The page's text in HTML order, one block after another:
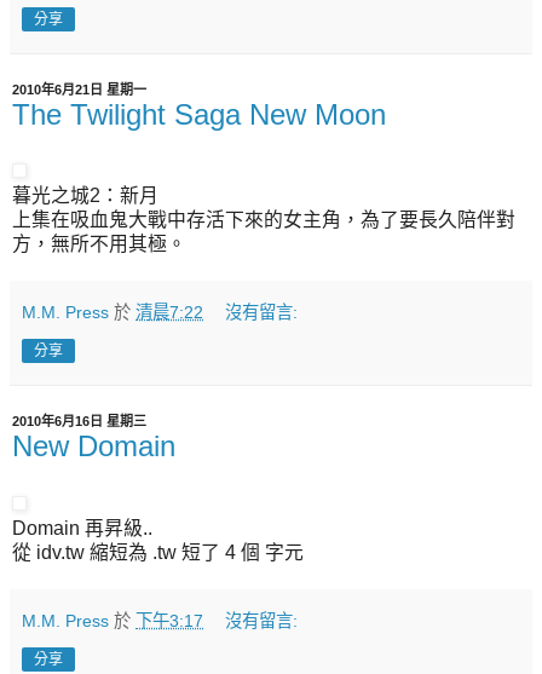
分享
2010年6月21日 星期一
The Twilight Saga New Moon
暮光之城2：新月
上集在吸血鬼大戰中存活下來的女主角，為了要長久陪伴對
方，無所不用其極。
M.M. Press 於 清晨7:22 沒有留言:
分享
2010年6月16日 星期三
New Domain
Domain 再昇級..
從 idv.tw 縮短為 .tw 短了 4 個 字元
M.M. Press 於 下午3:17 沒有留言:
分享